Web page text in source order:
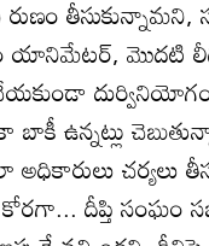
మొదటి
బాకీ ఉన్నట్లు
అధికారులు చర్యలు
దీప్తి సంఘం